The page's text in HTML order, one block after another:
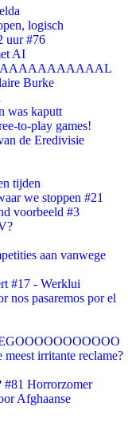
logisch
uur #76
AI
Burke
was kaputt
to-play games!
de Eredivisie
tijden
we stoppen #21
voorbeeld #3
aan vanwege
#17 - Werklui
nos pasaremos por el
irritante reclame?
#81 Horrorzomer
Afghaanse